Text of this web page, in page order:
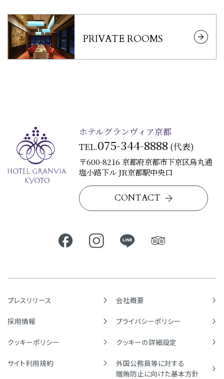
PRIVATE ROOMS
ホテルグランヴィア京都
TEL.075-344-8888 (代表)
〒600-8216 京都府京都市下京区烏丸通
塩小路下ル JR京都駅中央口
CONTACT
プレスリリース 会社概要
採用情報 プライバシーポリシー
クッキーポリシー クッキーの詳細設定
サイト利用規約
外国公務員等に対する
贈賄防止に向けた基本方針